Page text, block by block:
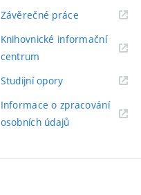
Závěrečné práce(externí
Knihovnické informační
centrum
Studijní opory(externí
Informace o zpracování
osobních údajů(externí